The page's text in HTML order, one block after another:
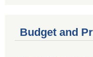
Budget and